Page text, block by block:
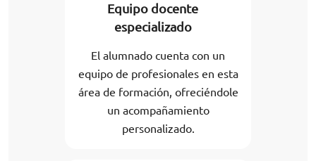
Equipo docente
especializado
El alumnado cuenta con un
equipo de profesionales en esta
área de formación, ofreciéndole
un acompañamiento
personalizado.